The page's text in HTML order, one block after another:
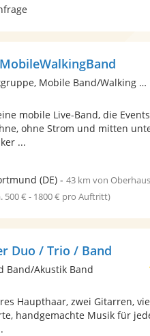
Ensemble/Musikgruppe, Mobile Band/Walking Act
mobile Live-Band, die
ohne Strom und mitten
...
(DE)- 43 km von
500 € - 1800 € pro Auftritt)
Duo / Trio / Band
Band/Akustik Band
Haupthaar, zwei Gitarren,
handgemachte Musik für